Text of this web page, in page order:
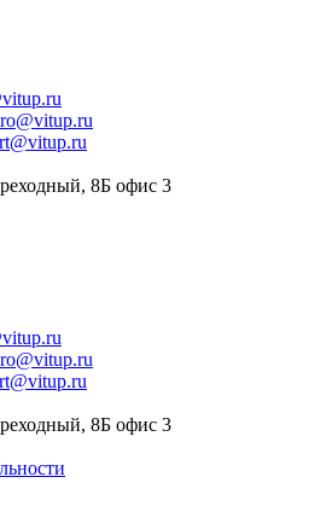
8Б офис 3
8Б офис 3